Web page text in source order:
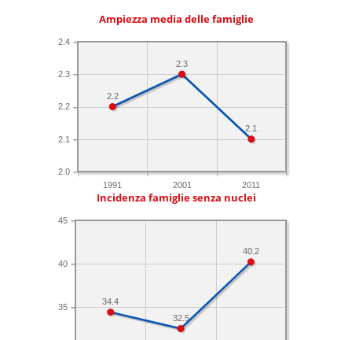
Ampiezza media delle famiglie
1991 2001 2011
2.0
2.1
2.2
2.3
2.4
2.1
2.3
2.2
Incidenza famiglie senza nuclei
35
40
45
40.2
32.5
34.4